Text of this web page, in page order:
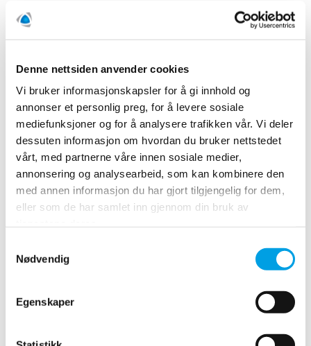
Denne nettsiden anvender cookies
Vi bruker informasjonskapsler for å gi innhold og
annonser et personlig preg, for å levere sosiale
mediefunksjoner og for å analysere trafikken vår. Vi deler
dessuten informasjon om hvordan du bruker nettstedet
vårt, med partnerne våre innen sosiale medier,
annonsering og analysearbeid, som kan kombinere den
med annen informasjon du har gjort tilgjengelig for dem,
eller som de har samlet inn gjennom din bruk av
Selection
Nødvendig
Egenskaper
informasjonskapsler i nettleseren, eller stille den inn til å
varsle når informasjonskapsler sendes. Du finner mer
informasjonskapsler når du får tilgang til nettstedet.
Hvordan vi bruker innsamlede opplysninger
Polygon kan samle inn og bruke brukeres
personopplysninger til følgende formål:
– For å kjøre og drifte nettstedet
Vi kan ha bruk for opplysningene dine for å vise innhold på
nettstedet på riktig måte.
– For å forbedre kundeservicen
Opplysninger du gir, hjelper oss å svare på henvendelsene
dine om service og støtte.
– For å forbedre nettstedet
produktene og tjenestene våre.
– For å sende periodiske e-poster
kontaktinformasjon du sender inn, til å svare på
forespørsler, spørsmål og/eller andre henvendelser.